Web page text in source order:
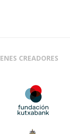
CREADORES